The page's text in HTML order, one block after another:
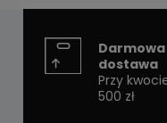
Darmowa
dostawa
Przy
500 zł